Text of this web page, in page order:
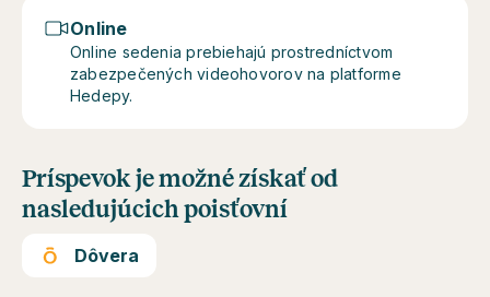
Online
Online sedenia prebiehajú prostredníctvom
zabezpečených videohovorov na platforme
Hedepy.
Príspevok je možné získať od
nasledujúcich poisťovní
Dôvera